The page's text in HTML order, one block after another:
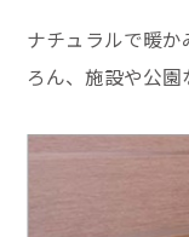
ナチュラルで暖
ろん、施設や公園